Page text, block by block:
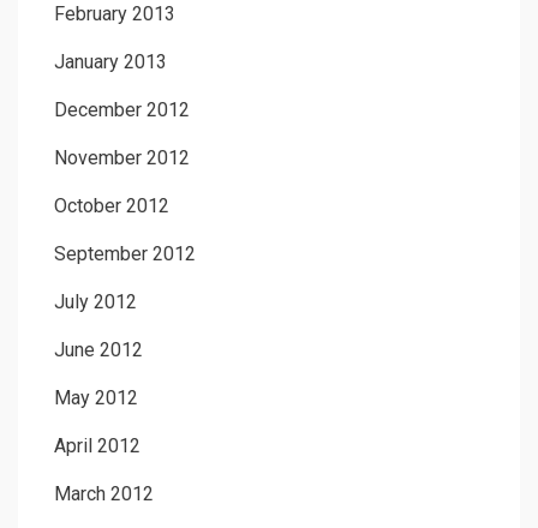
February 2013
January 2013
December 2012
November 2012
October 2012
September 2012
July 2012
June 2012
May 2012
April 2012
March 2012